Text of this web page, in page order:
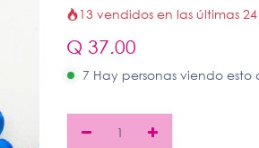
13 vendidos en las últimas
Q 37.00
7 Hay personas viendo esto